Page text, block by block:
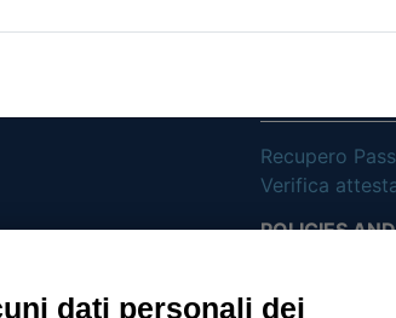
Recupero
Verifica
POLICIES
dati personali dei